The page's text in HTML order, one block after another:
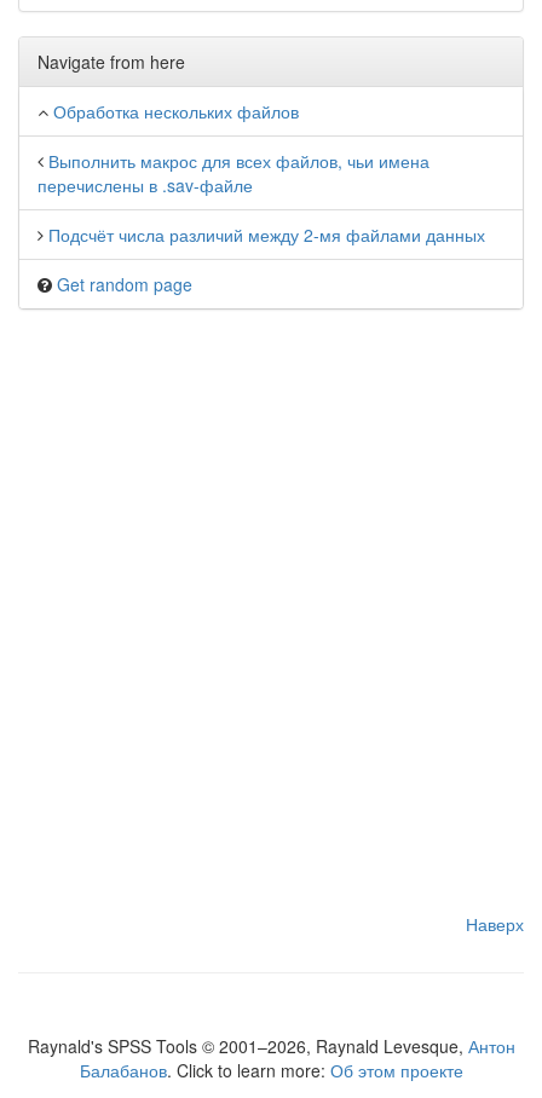
Navigate from here
Обработка нескольких файлов
Выполнить макрос для всех файлов, чьи имена
перечислены в .sav-файле
Подсчёт числа различий между 2-мя файлами данных
Get random page
Наверх
Raynald's SPSS Tools © 2001–2026, Raynald Levesque, Антон
Балабанов. Click to learn more: Об этом проекте